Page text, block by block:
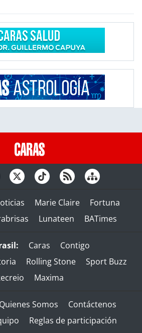
Marie Claire
Fortuna
Lunateen BATimes
Caras
Contigo
Rolling Stone
Sport Buzz
Maxima
Quienes Somos
Contáctenos
Reglas de participación